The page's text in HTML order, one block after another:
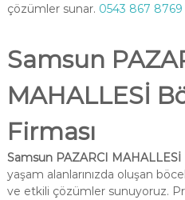
çözümler sunar. 0543 867 8769
Samsun
MAHALLESİ
Firması
Samsun PAZARCI MAHALLESİ
yaşam alanlarınızda oluşan
ve etkili çözümler sunuyoruz.